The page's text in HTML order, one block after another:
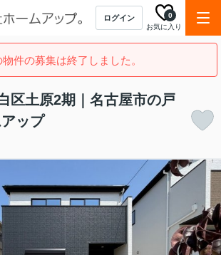
ログイン
お気に入り
0
物件の募集は終了しました。
区土原2期｜名古屋市の戸
ップ